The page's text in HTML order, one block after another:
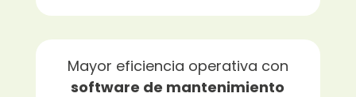
Mayor eficiencia operativa con
software de mantenimiento